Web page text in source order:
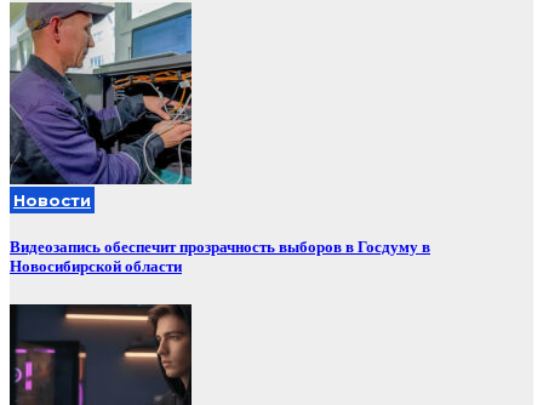
Новости
Видеозапись обеспечит прозрачность выборов в Госдуму в
Новосибирской области